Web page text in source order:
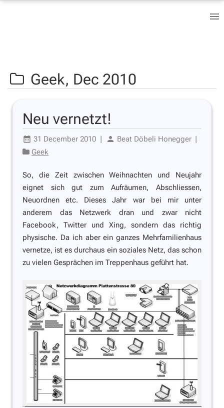
Geek, Dec 2010
Neu vernetzt!
31 December 2010 | Beat Döbeli Honegger |
Geek
So, die Zeit zwischen Weihnachten und Neujahr
eignet sich gut zum Aufräumen, Abschliessen,
Neuordnen etc. Dieses Jahr war bei mir unter
anderem das Netzwerk dran und zwar nicht
Facebook, Twitter und Xing, sondern das richtig
physische. Da ich aber ein ganzes Mehrfamilienhaus
vernetze, ist es durchaus ein soziales Netz, das schon
zu vielen Gesprächen im Treppenhaus geführt hat.